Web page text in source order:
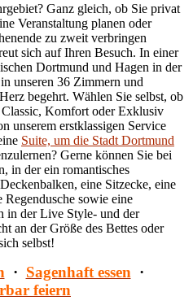
Ganz gleich, ob Sie privat
Veranstaltung planen oder
zu zweit verbringen
sich auf Ihren Besuch. In einer
Dortmund und Hagen in der
unseren 36 Zimmern und
begehrt. Wählen Sie selbst, ob
Komfort oder Exklusiv
unserem erstklassigen Service
Suite, um die Stadt Dortmund
Gerne können Sie bei
in der ein romantisches
eine Sitzecke, eine
sowie eine
in der Live Style- und der
an der Größe des Bettes oder
selbst!
· Sagenhaft essen ·
feiern